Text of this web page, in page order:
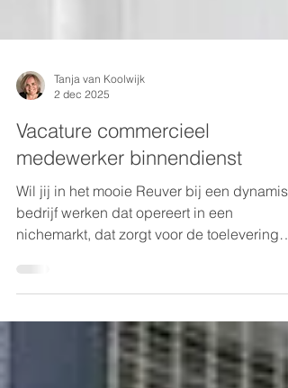
2 dec 2025
Vacature commercieel
medewerker binnendienst
Wil jij in het mooie Reuver bij een
bedrijf werken dat opereert in een
nichemarkt, dat zorgt voor de toelevering
van materiaal voor oogstrelende interieurs
restaurants, maar ook high-end keukens en
schitterende beursstands. Een bedrijf waar
je een grote eigen verantwoordelijkheid en